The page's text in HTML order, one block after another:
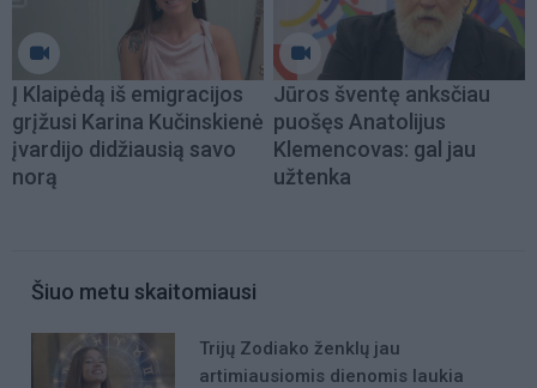
Į Klaipėdą iš emigracijos
grįžusi Karina Kučinskienė
įvardijo didžiausią savo
norą
Jūros šventę anksčiau
puošęs Anatolijus
Klemencovas: gal jau
užtenka
Šiuo metu skaitomiausi
Trijų Zodiako ženklų jau
artimiausiomis dienomis laukia